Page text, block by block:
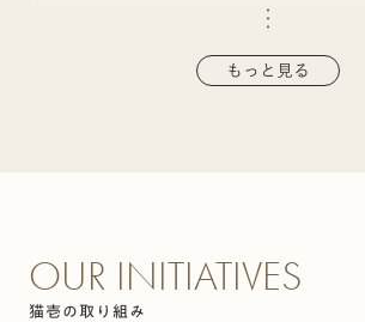
・
・
・
もっと見る
OUR INITIATIVES
猫壱の取り組み